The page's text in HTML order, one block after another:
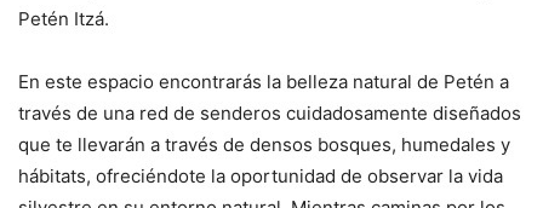
Petén Itzá.
En este espacio encontrarás la belleza natural de Petén a
través de una red de senderos cuidadosamente diseñados
que te llevarán a través de densos bosques, humedales y
hábitats, ofreciéndote la oportunidad de observar la vida